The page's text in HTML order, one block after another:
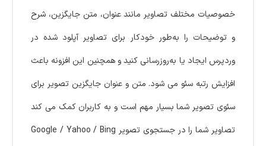
خصوصیات مختلف تصاویر مانند عنوان، متن جایگزین، شرح
و توضیحات را به‌طور خودکار برای تصاویر آپلود شده در
وردپرس ایجاد یا به‌روزرسانی کنید و همچنین این افزونه باعث
افزایش رتبه سئو می شود. متن و عنوان جایگزین تصویر برای
سئوی تصویر شما بسیار مهم است و به کاربران کمک می کند
تصاویر شما را در جستجوی تصویر Google / Yahoo / Bing